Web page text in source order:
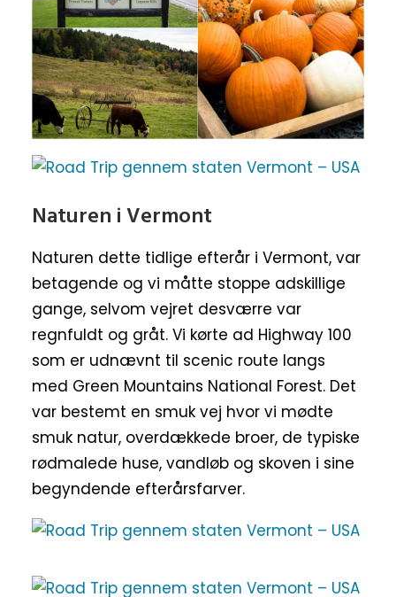
Naturen i Vermont
Naturen dette tidlige efterår i Vermont, var
betagende og vi måtte stoppe adskillige
gange, selvom vejret desværre var
regnfuldt og gråt. Vi kørte ad Highway 100
som er udnævnt til scenic route langs
med Green Mountains National Forest. Det
var bestemt en smuk vej hvor vi mødte
smuk natur, overdækkede broer, de typiske
rødmalede huse, vandløb og skoven i sine
begyndende efterårsfarver.